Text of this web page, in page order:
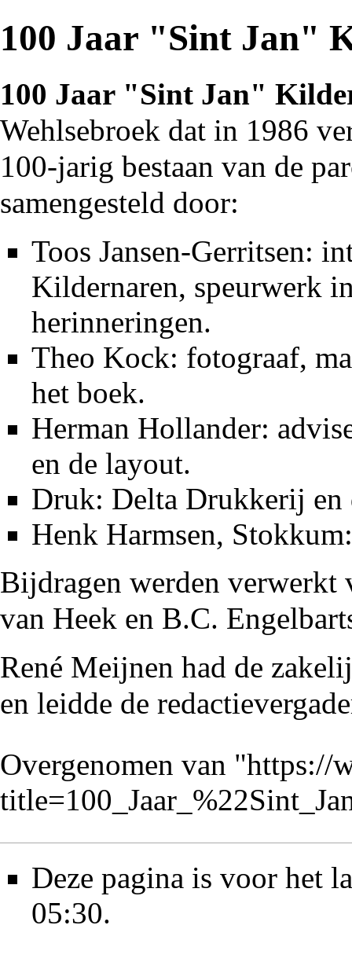
100 Jaar "Sint Jan"
100 Jaar "Sint Jan"
Wehlsebroek dat in 1986
100-jarig bestaan van de
samengesteld door:
Toos Jansen-Gerritsen:
Kildernaren, speurwerk
herinneringen.
Theo Kock: fotograaf,
het boek.
Herman Hollander:
en de layout.
Druk: Delta Drukkerij en
Henk Harmsen, Stokkum
Bijdragen werden verwerkt
van Heek en B.C.
René Meijnen had de
en leidde de
Overgenomen van "https://
Deze pagina is voor het
05:30.